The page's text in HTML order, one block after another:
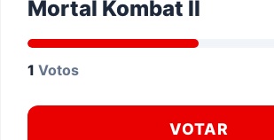
Mortal Kombat II
1 Votos
VOTAR